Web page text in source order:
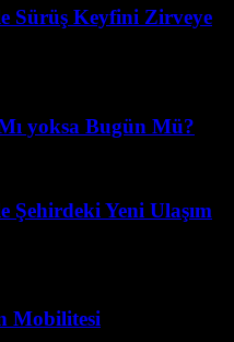
Sürüş Keyfini Zirveye
yoksa Bugün Mü?
Yeni Ulaşım
Mobilitesi